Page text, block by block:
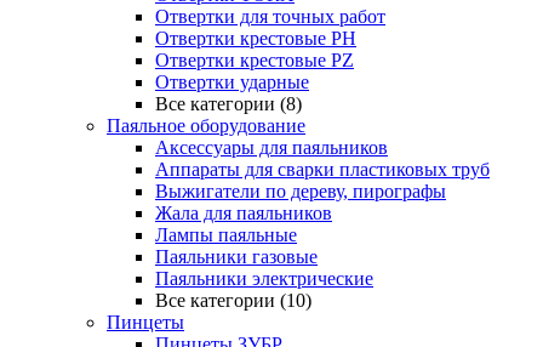
Отвертки для точных работ
Отвертки крестовые PH
Отвертки крестовые PZ
Отвертки ударные
Все категории (8)
Паяльное оборудование
Аксессуары для паяльников
Аппараты для сварки пластиковых труб
Выжигатели по дереву, пирографы
Жала для паяльников
Лампы паяльные
Паяльники газовые
Паяльники электрические
Все категории (10)
Пинцеты